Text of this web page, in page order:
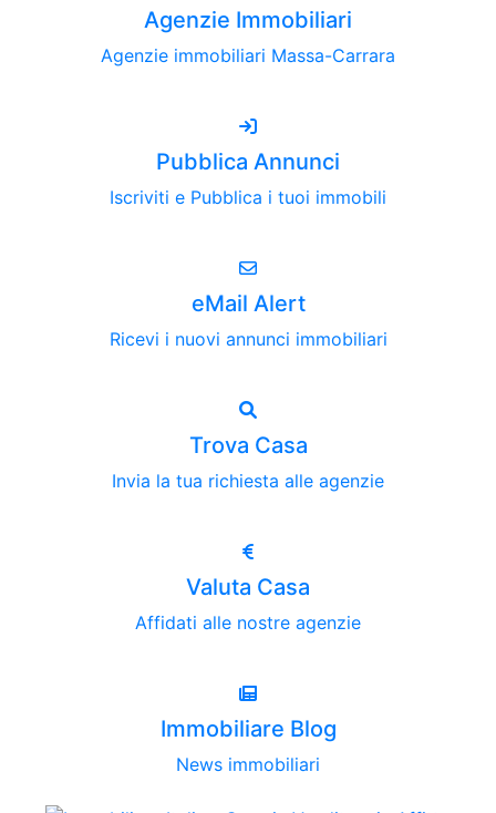
Agenzie Immobiliari
Agenzie immobiliari Massa-Carrara
Pubblica Annunci
Iscriviti e Pubblica i tuoi immobili
eMail Alert
Ricevi i nuovi annunci immobiliari
Trova Casa
Invia la tua richiesta alle agenzie
Valuta Casa
Affidati alle nostre agenzie
Immobiliare Blog
News immobiliari